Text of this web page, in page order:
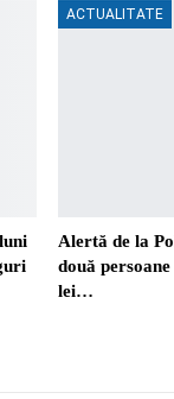
ACTUALITATE
Alertă de la
două
lei…